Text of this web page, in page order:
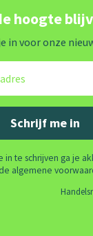
hoogte
in voor onze
in te schrijven ga je
algemene